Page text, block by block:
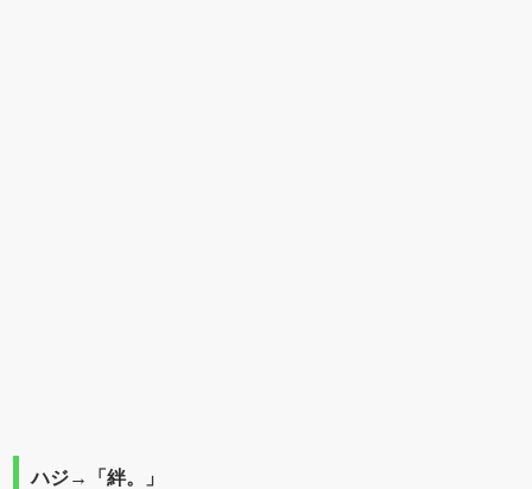
ハジ→「絆。」